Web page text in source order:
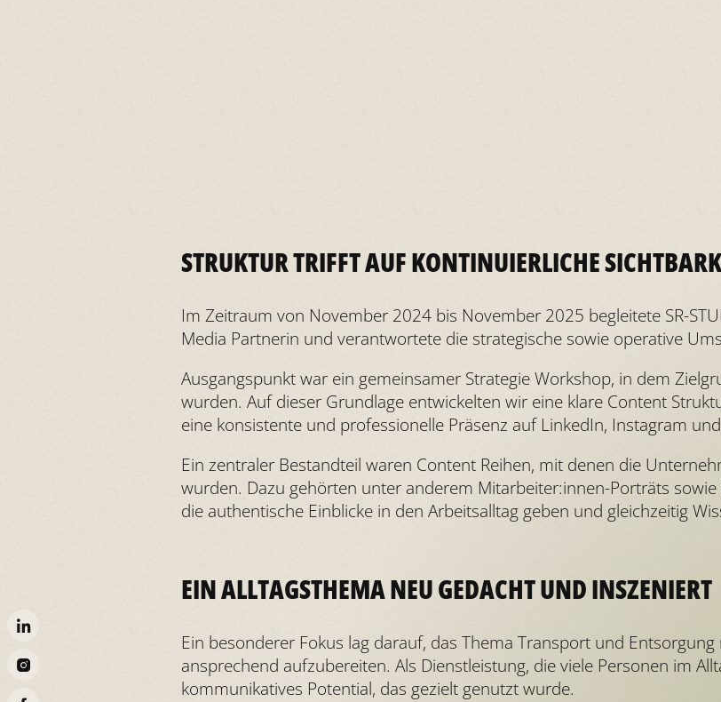
STRUKTUR TRIFFT AUF KONTINUIERLICHE
Im Zeitraum von November 2024 bis November 2025 begleitete SR-
Media Partnerin und verantwortete die strategische sowie operative
Ausgangspunkt war ein gemeinsamer Strategie Workshop, in dem
wurden. Auf dieser Grundlage entwickelten wir eine klare Content
eine konsistente und professionelle Präsenz auf LinkedIn, Instagram
Ein zentraler Bestandteil waren Content Reihen, mit denen die
wurden. Dazu gehörten unter anderem Mitarbeiter:innen-Porträts sowie
die authentische Einblicke in den Arbeitsalltag geben und gleichzeitig
EIN ALLTAGSTHEMA NEU GEDACHT UND INSZENIERT
Ein besonderer Fokus lag darauf, das Thema Transport und
ansprechend aufzubereiten. Als Dienstleistung, die viele Personen im
kommunikatives Potential, das gezielt genutzt wurde.